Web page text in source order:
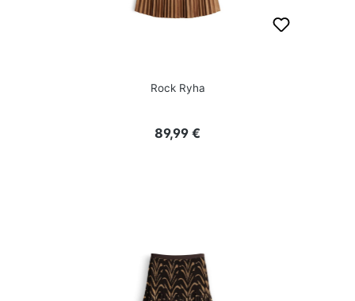
Rock Ryha
Regulärer Preis:
89,99 €